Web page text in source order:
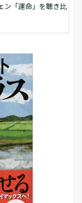
ン「運命」を聴き比